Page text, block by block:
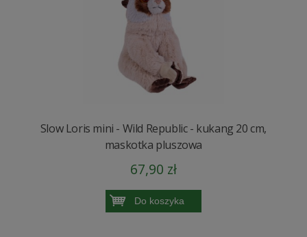
Slow Loris mini - Wild Republic - kukang 20 cm,
maskotka pluszowa
67,90 zł
Do koszyka